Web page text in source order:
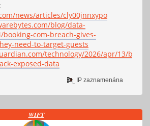
news/articles/cly00jnnxypo
blog/data-
booking-com-breach-gives-
need-to-target-guests
technology/2026/apr/13/
exposed-data
IP zaznamenána
𝑾𝑰𝑭𝑻